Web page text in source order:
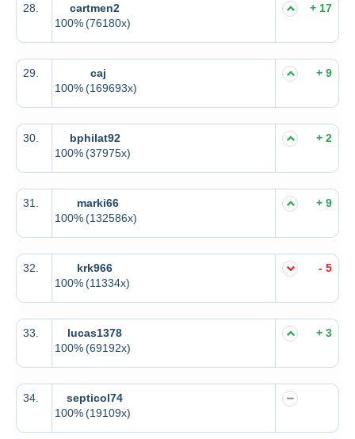
28.
cartmen2
100%(76180x)
+ 17
29.
caj
100%(169693x)
+ 9
30.
bphilat92
100%(37975x)
+ 2
31.
marki66
100%(132586x)
+ 9
32.
krk966
100%(11334x)
- 5
33.
lucas1378
100%(69192x)
+ 3
34.
septicol74
100%(19109x)